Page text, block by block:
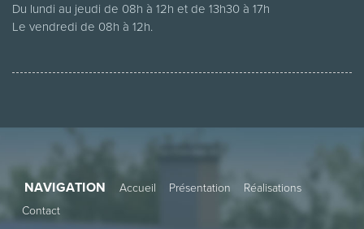
Du lundi au jeudi de 08h à 12h et de 13h30 à 17h
Le vendredi de 08h à 12h.
NAVIGATION Accueil Présentation
Réalisations
Contact